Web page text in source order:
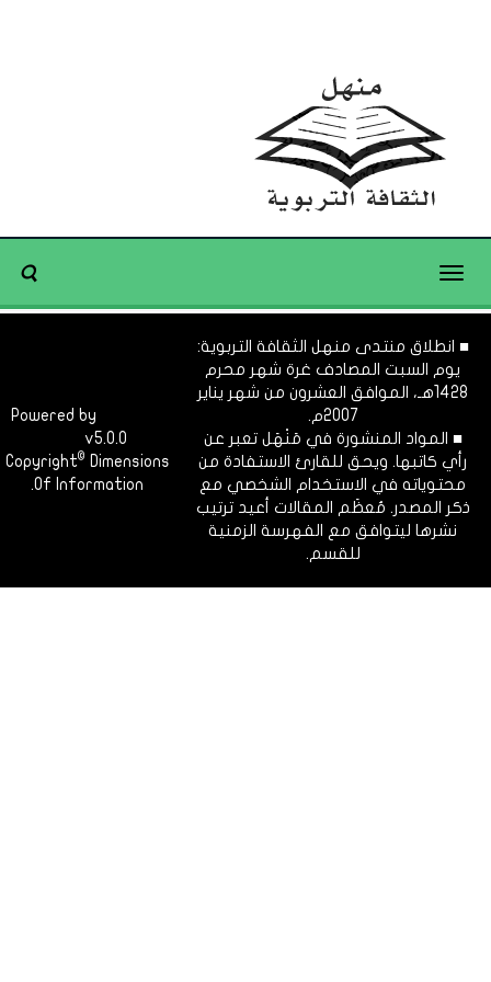
Toggle
■ انطلاق منتدى منهل الثقافة التربوية:
يوم السبت المصادف غرة شهر محرم
1428هـ، الموافق العشرون من شهر يناير
2007م.
■ المواد المنشورة في مَنْهَل تعبر عن
رأي كاتبها. ويحق للقارئ الاستفادة من
محتوياته في الاستخدام الشخصي مع
ذكر المصدر. مُعظَم المقالات أعيد ترتيب
نشرها ليتوافق مع الفهرسة الزمنية
للقسم.
Powered by
v5.0.0
Copyright©
Dimensions
Of Information.